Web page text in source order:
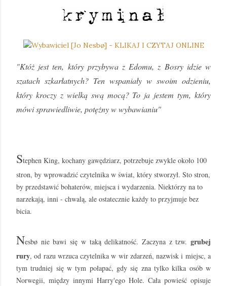
"Któż jest ten, który przybywa z Edomu, z Bosry idzie w
szatach szkarłatnych? Ten wspaniały w swoim odzieniu,
który kroczy z wielką swą mocą? To ja jestem tym, który
mówi sprawiedliwie, potężny w wybawianiu"
Stephen King, kochany gawędziarz, potrzebuje zwykle około 100
stron, by wprowadzić czytelnika w świat, który stworzył. Sto stron,
by przedstawić bohaterów, miejsca i wydarzenia. Niektórzy na to
narzekają, inni - chwalą, ale ostatecznie każdy to przyjmuje bez
bicia.
Nesbø nie bawi się w taką delikatność. Zaczyna z tzw. grubej
rury, od razu wrzuca czytelnika w wir zdarzeń, nazwisk i miejsc, a
tym trudniej się w tym połapać, gdy się zna tylko kilka osób w
Norwegii, między innymi Harry'ego Hole. Cała powieść opisuje